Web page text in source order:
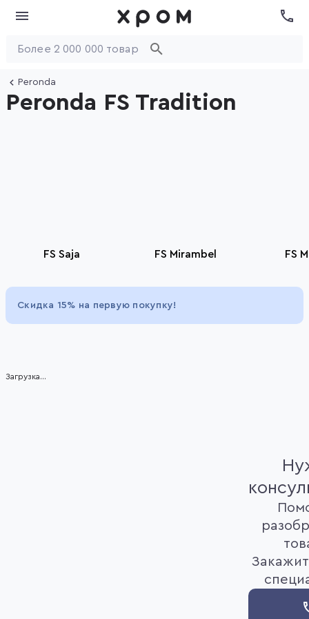
Peronda
Peronda FS Tradition
FS Saja FS Mirambel FS
Item
Скидка 15% на первую покупку!
Загрузка...